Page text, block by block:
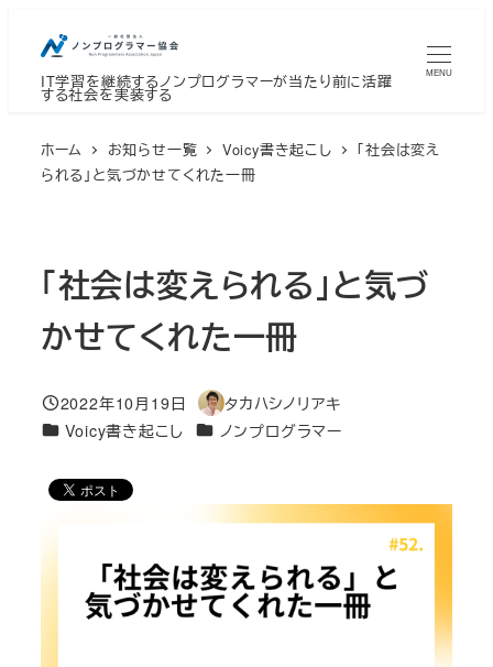
IT学習を継続するノンプログラマーが当たり前に活躍
する社会を実装する
MENU
ホーム お知らせ一覧 Voicy書き起こし
「社会は変え
られる」と気づかせてくれた一冊
「社会は変えられる」と気づ
かせてくれた一冊
投稿日
2022年10月19日
著
者
タカハシノリアキ
カテゴリー
Voicy書き起こし カテゴリー
ノンプログラマー